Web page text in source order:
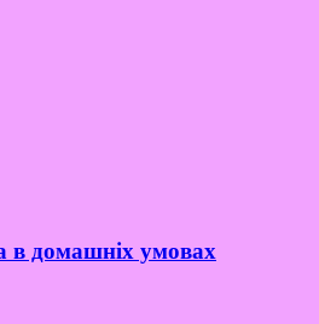
в домашніх умовах